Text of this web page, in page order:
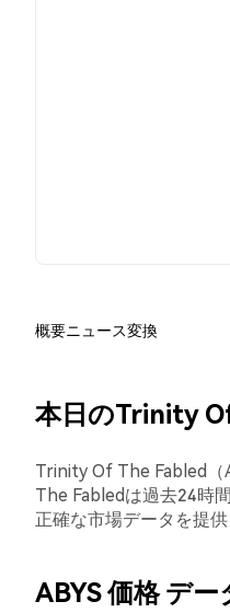
概要ニュース変換
本日のTrinity
Trinity Of The Fabled（
The Fabledは過去24時
正確な市場データを提供
ABYS 価格 デー